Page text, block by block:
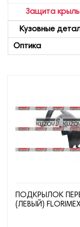
Защита
Кузовные
Оптика
ПОДКРЫЛОК
(ЛЕВЫЙ) FLORIMEX